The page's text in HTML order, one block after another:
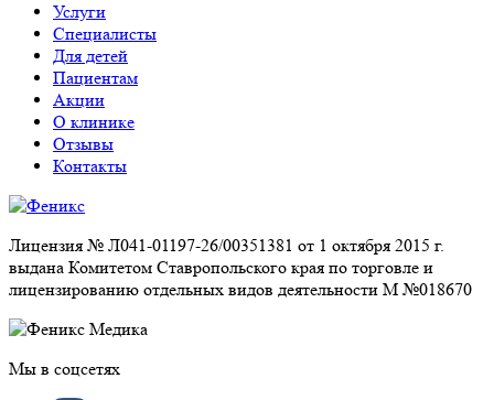
Услуги
Специалисты
Для детей
Пациентам
Акции
О клинике
Отзывы
Контакты
Лицензия № Л041-01197-26/00351381 от 1 октября 2015 г.
выдана Комитетом Ставропольского края по торговле и
лицензированию отдельных видов деятельности М №018670
Мы в соцсетях